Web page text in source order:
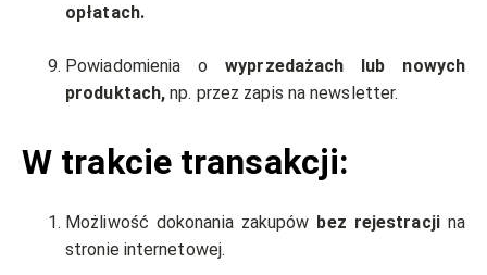
opłatach.
Powiadomienia o wyprzedażach lub nowych
produktach, np. przez zapis na newsletter.
W trakcie transakcji:
Możliwość dokonania zakupów bez rejestracji na
stronie internetowej.